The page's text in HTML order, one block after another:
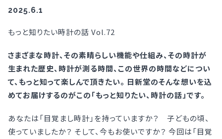
2025.6.1
もっと知りたい時計の話 Vol.72
さまざまな時計、その素晴らしい機能や仕組み、その時計が
生まれた歴史、時計が測る時間、この世界の時間などについ
て、もっと知って楽しんで頂きたい。 日新堂のそんな想いを込
めてお届けするのがこの「もっと知りたい、時計の話」です。
あなたは「目覚まし時計」を持っていますか？ 子どもの頃、
使っていましたか？ そして、今もお使いですか？ 今回は「目覚